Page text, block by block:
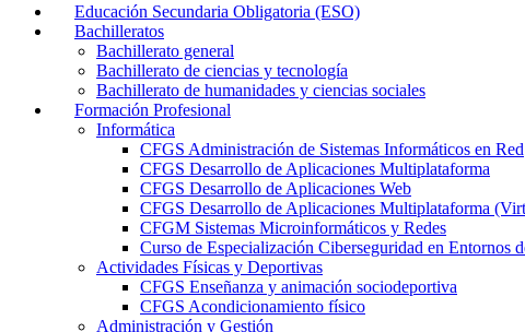
Educación Secundaria Obligatoria (ESO)
Bachilleratos
Bachillerato general
Bachillerato de ciencias y tecnología
Bachillerato de humanidades y ciencias sociales
Formación Profesional
Informática
CFGS Administración de Sistemas Informáticos en Red
CFGS Desarrollo de Aplicaciones Multiplataforma
CFGS Desarrollo de Aplicaciones Web
CFGS Desarrollo de Aplicaciones Multiplataforma
CFGM Sistemas Microinformáticos y Redes
Curso de Especialización Ciberseguridad en Entornos
Actividades Físicas y Deportivas
CFGS Enseñanza y animación sociodeportiva
CFGS Acondicionamiento físico
Administración y Gestión